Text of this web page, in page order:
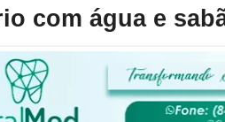
com água e